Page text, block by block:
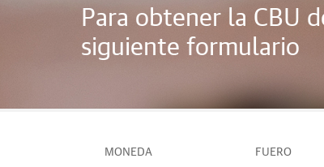
Para obtener la CBU
siguiente formulario
MONEDA FUERO